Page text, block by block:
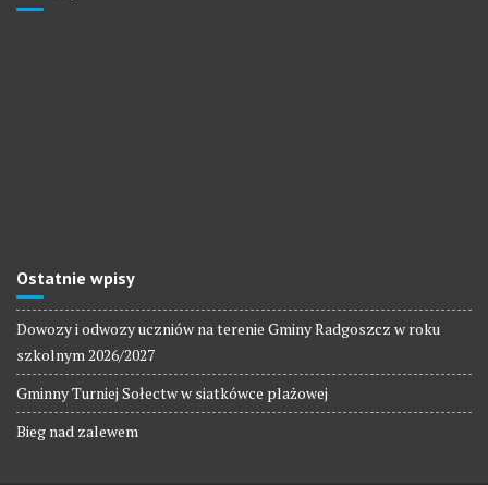
Ostatnie wpisy
Dowozy i odwozy uczniów na terenie Gminy Radgoszcz w roku
szkolnym 2026/2027
Gminny Turniej Sołectw w siatkówce plażowej
Bieg nad zalewem